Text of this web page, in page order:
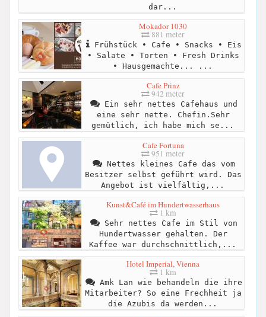
dar...
Mokador 1030
881 meter
Frühstück • Cafe • Snacks • Eis
• Salate • Torten • Fresh Drinks
• Hausgemachte... ...
Cafe Prinz
942 meter
Ein sehr nettes Cafehaus und
eine sehr nette. Chefin.Sehr
gemütlich, ich habe mich se...
Cafe Fortuna
951 meter
Nettes kleines Cafe das vom
Besitzer selbst geführt wird. Das
Angebot ist vielfältig,...
Kunst&Café im Hundertwasserhaus
1 km
Sehr nettes Cafe im Stil von
Hundertwasser gehalten. Der
Kaffee war durchschnittlich,...
Hotel Imperial, Vienna
1 km
Amk Lan wie behandeln die ihre
Mitarbeiter? So eine Frechheit ja
die Azubis da werden...